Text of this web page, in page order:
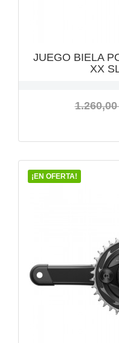
JUEGO BIELA
XX
Precio
1.260,00
¡EN OFERTA!